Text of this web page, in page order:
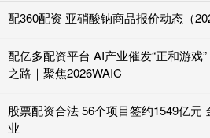
配360配资 亚硝酸钠商品报价动态（
配亿多配资平台 AI产业催发“正和游戏
之路｜聚焦2026WAIC
股票配资合法 56个项目签约1549亿元
业